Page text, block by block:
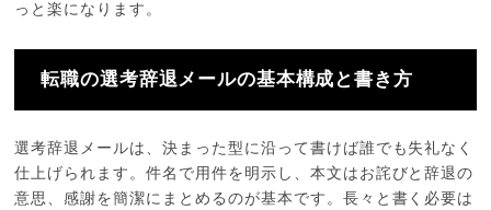
っと楽になります。
転職の選考辞退メールの基本構成と書き方
選考辞退メールは、決まった型に沿って書けば誰でも失礼なく
仕上げられます。件名で用件を明示し、本文はお詫びと辞退の
意思、感謝を簡潔にまとめるのが基本です。長々と書く必要は